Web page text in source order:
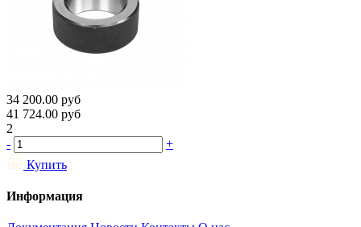
34 200.00 руб
41 724.00 руб
2
-
+
Купить
Информация